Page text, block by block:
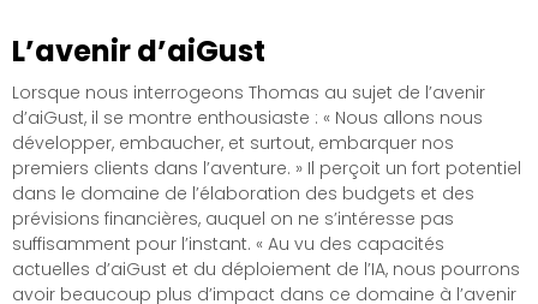
L’avenir d’aiGust
Lorsque nous interrogeons Thomas au sujet de l’avenir
d’aiGust, il se montre enthousiaste : « Nous allons nous
développer, embaucher, et surtout, embarquer nos
premiers clients dans l’aventure. » Il perçoit un fort potentiel
dans le domaine de l’élaboration des budgets et des
prévisions financières, auquel on ne s’intéresse pas
suffisamment pour l’instant. « Au vu des capacités
actuelles d’aiGust et du déploiement de l’IA, nous pourrons
avoir beaucoup plus d’impact dans ce domaine à l’avenir